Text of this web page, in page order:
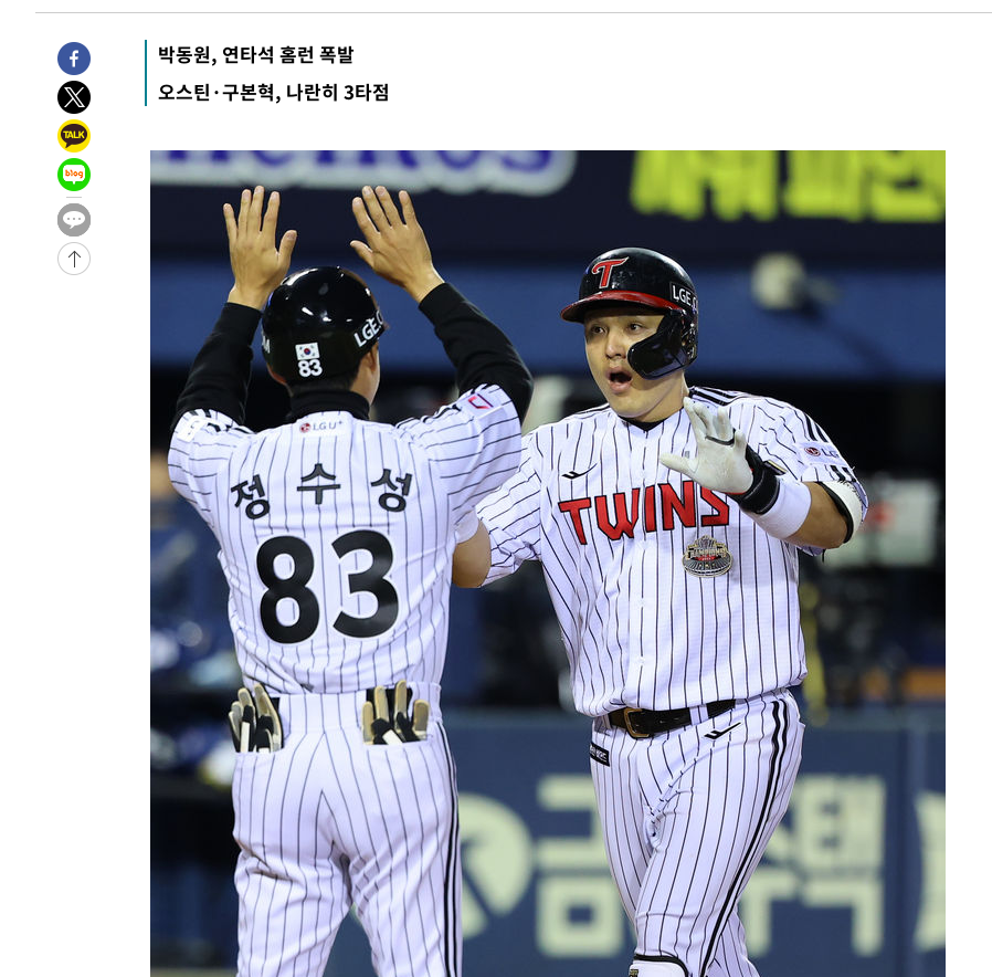
박동원, 연타석 홈런 폭발
오스틴·구본혁, 나란히 3타점